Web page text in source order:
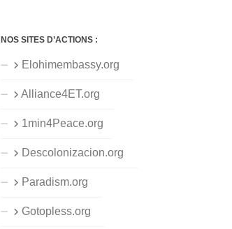
NOS SITES D’ACTIONS :
Elohimembassy.org
Alliance4ET.org
1min4Peace.org
Descolonizacion.org
Paradism.org
Gotopless.org